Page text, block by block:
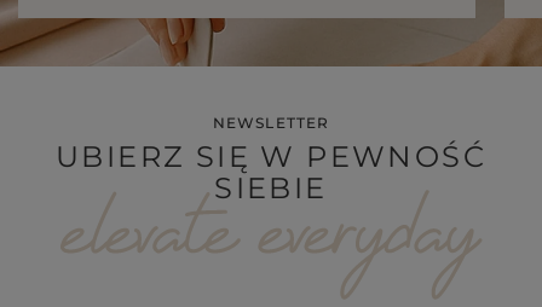
NEWSLETTER
UBIERZ SIĘ W PEWNOŚĆ
SIEBIE